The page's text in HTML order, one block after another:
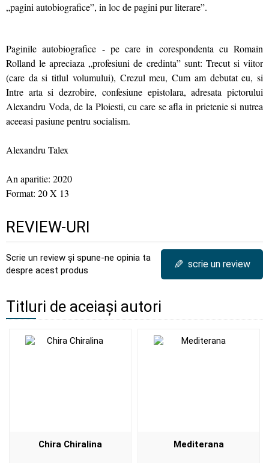
„pagini autobiografice”, in loc de pagini pur literare”.
Paginile autobiografice - pe care in corespondenta cu Romain
Rolland le apreciaza „profesiuni de credinta” sunt: Trecut si viitor
(care da si titlul volumului), Crezul meu, Cum am debutat eu, si
Intre arta si dezrobire, confesiune epistolara, adresata pictorului
Alexandru Voda, de la Ploiesti, cu care se afla in prietenie si nutrea
aceeasi pasiune pentru socialism.
Alexandru Talex
An aparitie: 2020
Format: 20 X 13
REVIEW-URI
Scrie un review și spune-ne opinia ta
despre acest produs
✎ scrie un review
Titluri de aceiași autori
Chira Chiralina Mediterana